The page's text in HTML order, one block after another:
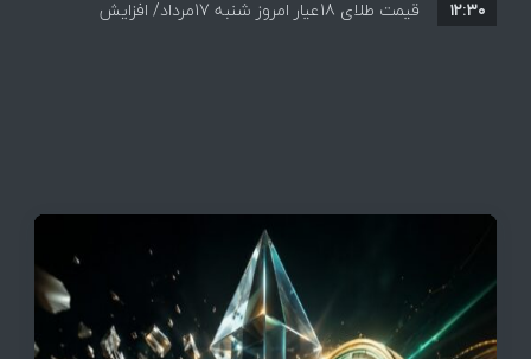
همه قیمت ها + جدول و جزئیات قیمت طلای 18عیار امروز شنبه 17مرداد/ افزایش
۱۲:۳۰